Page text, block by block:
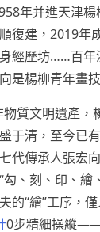
年并進天津
復建，2019年
經歷坊……百年
是楊柳青年畫
物質文明遺產，
于清，至今已
代傳承人張宏
、刻、印、繪
的“繪”工序，
0步精細操縱